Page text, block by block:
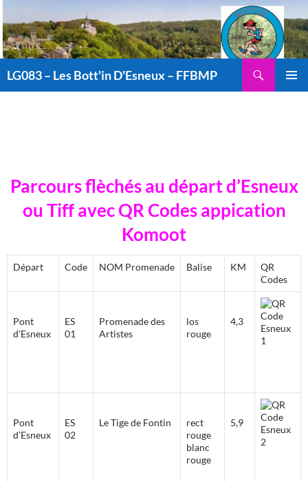
au
contenu
LG083 – Les Bott'in D'Esneux – FFBMP
Parcours flèchés au départ d’Esneux
ou Tiff avec QR Codes appication
Komoot
Départ Code NOM Promenade Balise KM
QR
Codes
Pont
d’Esneux
ES
01
Promenade des
Artistes
los
rouge
4,3
Pont
d’Esneux
ES
02
Le Tige de Fontin
rect
rouge
blanc
rouge
5,9